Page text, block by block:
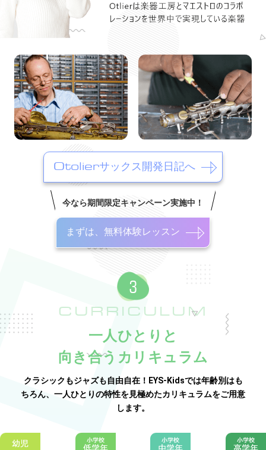
Otolierサックス開発日記へ
今なら期間限定キャンペーン実施中！
まずは、無料体験レッスン
CURRICULUM
一人ひとりと
向き合うカリキュラム
クラシックもジャズも自由自在！EYS-Kidsでは年齢別はも
ちろん、一人ひとりの特性を見極めたカリキュラムをご用意
します。